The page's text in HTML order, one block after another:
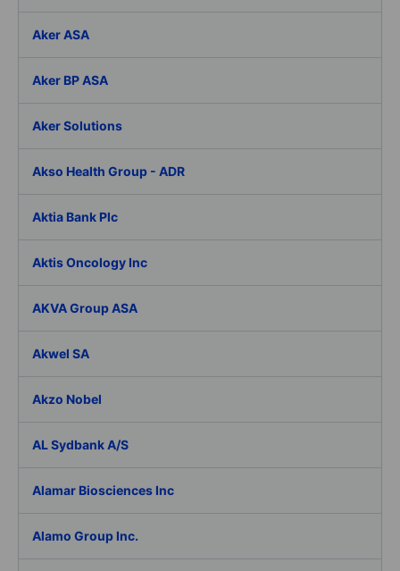
Aker ASA
Aker BP ASA
Aker Solutions
Akso Health Group - ADR
Aktia Bank Plc
Aktis Oncology Inc
AKVA Group ASA
Akwel SA
Akzo Nobel
AL Sydbank A/S
Alamar Biosciences Inc
Alamo Group Inc.